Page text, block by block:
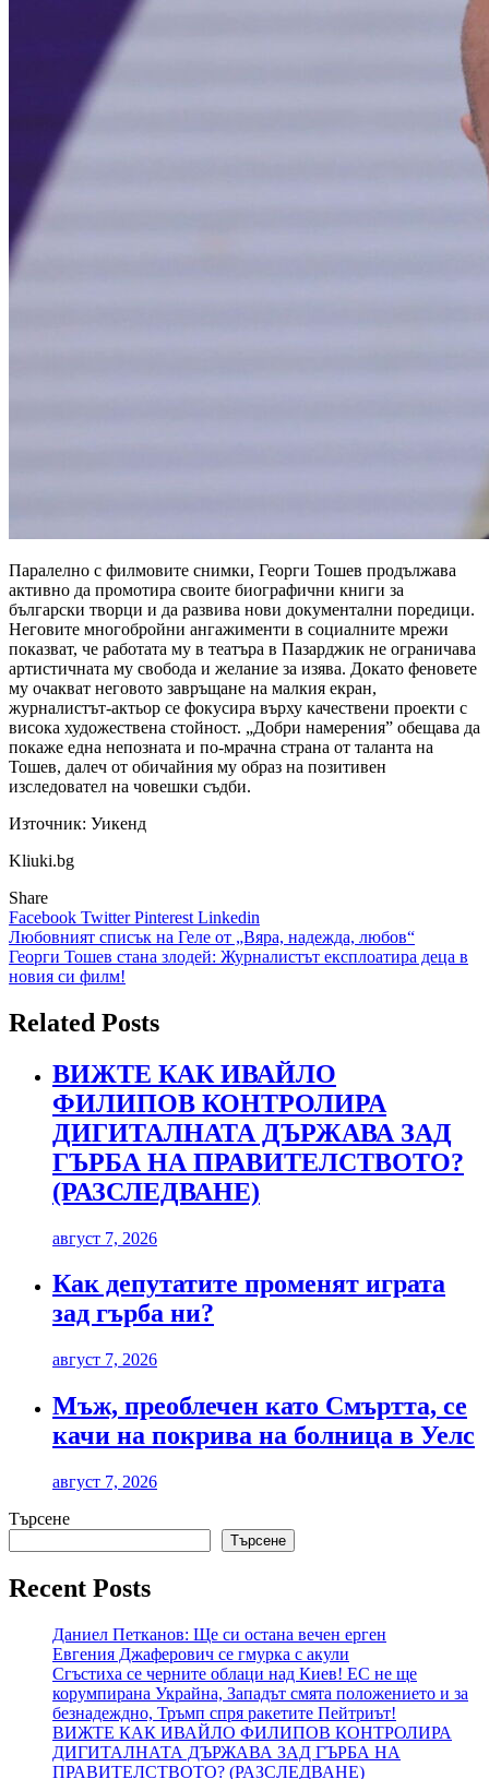
Паралелно с филмовите снимки, Георги Тошев продължава
активно да промотира своите биографични книги за
български творци и да развива нови документални поредици.
Неговите многобройни ангажименти в социалните мрежи
показват, че работата му в театъра в Пазарджик не ограничава
артистичната му свобода и желание за изява. Докато феновете
му очакват неговото завръщане на малкия екран,
журналистът-актьор се фокусира върху качествени проекти с
висока художествена стойност. „Добри намерения” обещава да
покаже една непозната и по-мрачна страна от таланта на
Тошев, далеч от обичайния му образ на позитивен
изследовател на човешки съдби.
Източник: Уикенд
Kliuki.bg
Share
Facebook TwitterPinterest Linkedin
Навигация
Любовният списък на Геле от „Вяра, надежда, любов“
Георги Тошев стана злодей: Журналистът експлоатира деца в
новия си филм!
Related Posts
ВИЖТЕ КАК ИВАЙЛО
ФИЛИПОВ КОНТРОЛИРА
ДИГИТАЛНАТА ДЪРЖАВА ЗАД
ГЪРБА НА ПРАВИТЕЛСТВОТО?
(РАЗСЛЕДВАНЕ)
август 7, 2026
Как депутатите променят играта
зад гърба ни?
август 7, 2026
Мъж, преоблечен като Смъртта, се
качи на покрива на болница в Уелс
август 7, 2026
Търсене
Търсене
Recent Posts
Даниел Петканов: Ще си остана вечен ерген
Евгения Джаферович се гмурка с акули
Сгъстиха се черните облаци над Киев! ЕС не ще
корумпирана Украйна, Западът смята положението и за
безнадеждно, Тръмп спря ракетите Пейтриът!
ВИЖТЕ КАК ИВАЙЛО ФИЛИПОВ КОНТРОЛИРА
ДИГИТАЛНАТА ДЪРЖАВА ЗАД ГЪРБА НА
ПРАВИТЕЛСТВОТО? (РАЗСЛЕДВАНЕ)